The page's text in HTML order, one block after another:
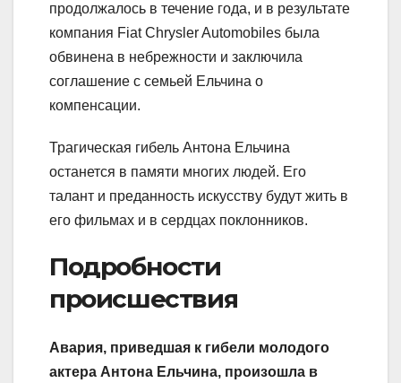
продолжалось в течение года, и в результате
компания Fiat Chrysler Automobiles была
обвинена в небрежности и заключила
соглашение с семьей Ельчина о
компенсации.
Трагическая гибель Антона Ельчина
останется в памяти многих людей. Его
талант и преданность искусству будут жить в
его фильмах и в сердцах поклонников.
Подробности
происшествия
Авария, приведшая к гибели молодого
актера Антона Ельчина, произошла в